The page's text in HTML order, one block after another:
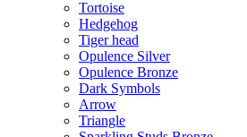
Tortoise
Hedgehog
Tiger head
Opulence Silver
Opulence Bronze
Dark Symbols
Arrow
Triangle